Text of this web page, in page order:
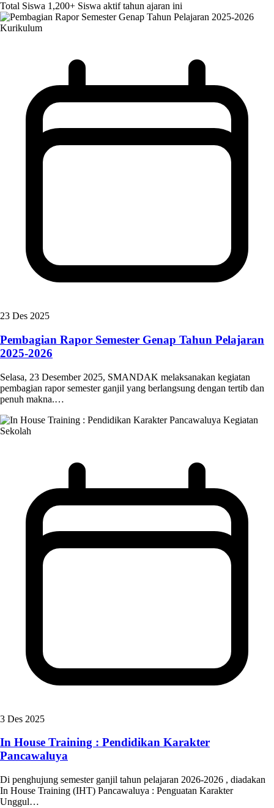
Total Siswa 1,200+ Siswa aktif tahun ajaran ini
Kurikulum
23 Des 2025
Pembagian Rapor Semester Genap Tahun Pelajaran
2025-2026
Selasa, 23 Desember 2025, SMANDAK melaksanakan kegiatan
pembagian rapor semester ganjil yang berlangsung dengan tertib dan
penuh makna.…
Kegiatan
Sekolah
3 Des 2025
In House Training : Pendidikan Karakter
Pancawaluya
Di penghujung semester ganjil tahun pelajaran 2026-2026 , diadakan
In House Training (IHT) Pancawaluya : Penguatan Karakter
Unggul…